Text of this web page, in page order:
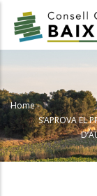
main
Home-
S’APROVA EL